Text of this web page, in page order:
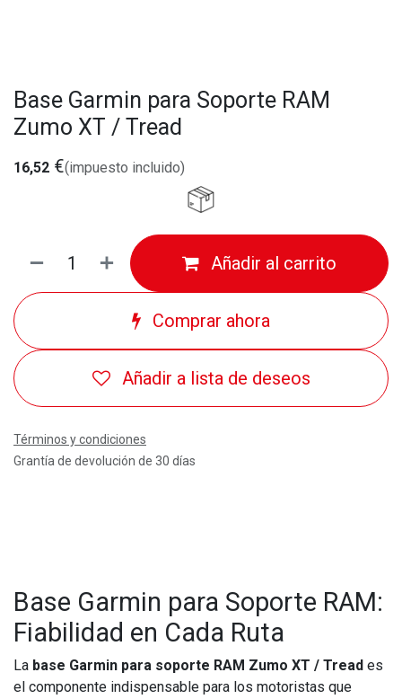
Base Garmin para Soporte RAM
Zumo XT / Tread
16,52 €(impuesto incluido)
Añadir al carrito
Comprar ahora
Añadir a lista de deseos
Términos y condiciones
Grantía de devolución de 30 días
Base Garmin para Soporte RAM:
Fiabilidad en Cada Ruta
La base Garmin para soporte RAM Zumo XT / Tread es
el componente indispensable para los motoristas que